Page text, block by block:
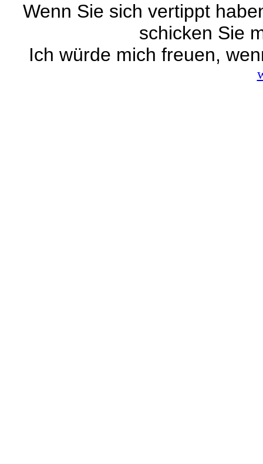
Wenn Sie sich vertippt
schicken Sie
Ich würde mich freuen,